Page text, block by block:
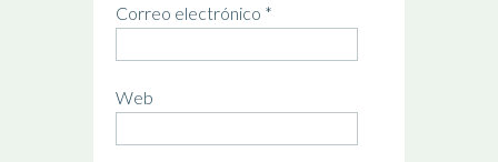
Correo electrónico *
Web